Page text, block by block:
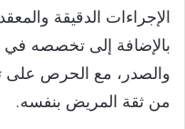
الإجراءات الدقيقة
بالإضافة إلى تخصصه
والصدر، مع الحرص على
من ثقة المريض بنفسه.